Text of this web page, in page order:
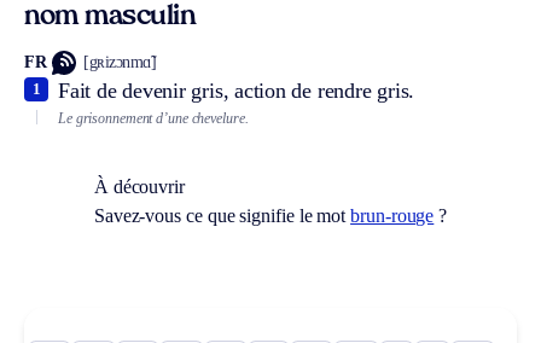
nom masculin
FR [gʀizɔnmɑ̃]
Fait de devenir gris, action de rendre gris.
1
Le grisonnement d’une chevelure.
À découvrir
Savez-vous ce que signifie le motbrun-rouge ?